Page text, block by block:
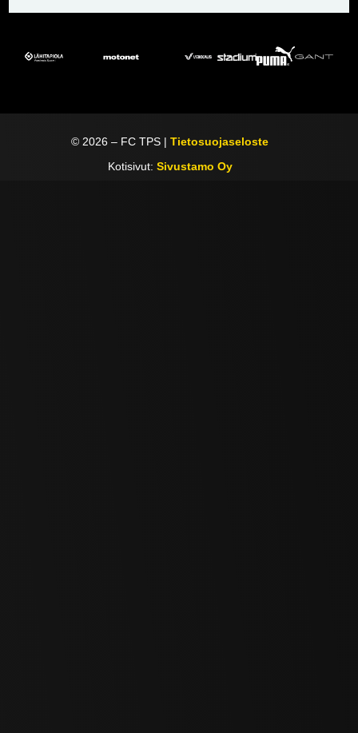
©2026 – FC TPS |Tietosuojaseloste
Kotisivut: Sivustamo Oy